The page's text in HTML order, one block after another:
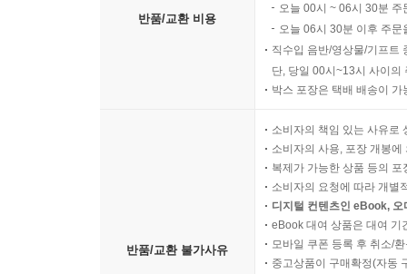
멜린다 쿠퍼의 역작 『잉여로서의 생명』은 생
따른 재/생산 양식들을 폭로한다. … 당대 생명정
-『바이오소사이어티스』(Biosocieties)
주제의 시의성과 함께 개념적·정치적 중요성을
미국 정치문화에 대한 통찰력 있는 설명을 제공한
-카우시크 순데르 라잔, 『생명자본: 게놈 이후 생
점차 상업화되고 있는 생명 과학의 기반이 되어
-『북 뉴스』 (Book News)
반품/교환 비용
오늘 00시 ~ 06시 30분
오늘 06시 30분 이후 주
직수입 음반/영상물/기프트
단, 당일 00시~13시 사이의
박스 포장은 택배 배송이
반품/교환 불가사유
소비자의 책임 있는 사유로
소비자의 사용, 포장 개봉
복제가 가능한 상품 등의
소비자의 요청에 따라 개별
디지털 컨텐츠인 eBook,
eBook 대여 상품은 대여 기
모바일 쿠폰 등록 후 취소/
중고상품이 구매확정(자동